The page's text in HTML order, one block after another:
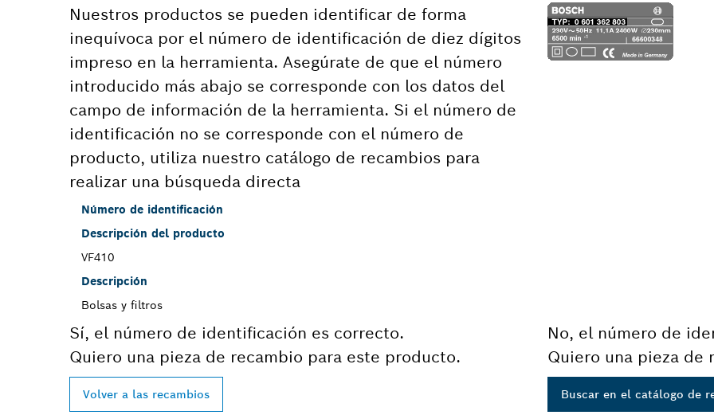
Nuestros productos se pueden identificar de forma
inequívoca por el número de identificación de diez dígitos
impreso en la herramienta. Asegúrate de que el número
introducido más abajo se corresponde con los datos del
campo de información de la herramienta. Si el número de
identificación no se corresponde con el número de
producto, utiliza nuestro catálogo de recambios para
realizar una búsqueda directa
Número de identificación
Descripción del producto
VF410
Descripción
Bolsas y filtros
Sí, el número de identificación es correcto.
Quiero una pieza de recambio para este producto.
Volver a las recambios
No, el número de
Quiero una pieza de
Buscar en el catálogo de